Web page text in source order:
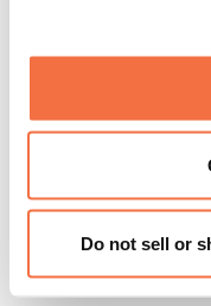
Do not sell or
周五晚上在